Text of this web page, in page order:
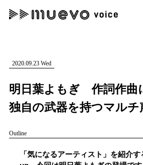
記事を検索する
人気ワード
#男性SSW #ポップス #女性SSW
"読者の声を形にする”音楽特化
MENU
記事一覧
2020.09.23 Wed
明日葉よもぎ 作詞作曲
独自の武器を持つマルチ
Outline
「気になるアーティスト」を紹介